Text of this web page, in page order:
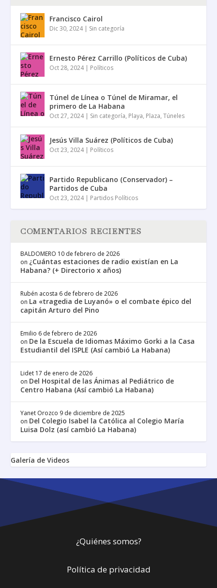
Francisco Cairol
Dic 30, 2024| Sin categoría
Ernesto Pérez Carrillo (Políticos de Cuba)
Oct 28, 2024| Políticos
Túnel de Línea o Túnel de Miramar, el
primero de La Habana
Oct 27, 2024| Sin categoría, Playa, Plaza,Túneles
Jesús Villa Suárez (Políticos de Cuba)
Oct 23, 2024| Políticos
Partido Republicano (Conservador) –
Partidos de Cuba
Oct 23, 2024| Partidos Políticos
COMENTARIOS RECIENTES
BALDOMERO 10 de febrero de 2026
on ¿Cuántas estaciones de radio existían en La
Habana? (+ Directorio x años)
Rubén acosta 6 de febrero de 2026
on La «tragedia de Luyanó» o el combate épico del
capitán Arturo del Pino
Emilio 6 de febrero de 2026
on De la Escuela de Idiomas Máximo Gorki a la Casa
Estudiantil del ISPLE (Así cambió La Habana)
Lidet 17 de enero de 2026
on Del Hospital de las Ánimas al Pediátrico de
Centro Habana (Así cambió La Habana)
Yanet Orozco 9 de diciembre de 2025
on Del Colegio Isabel la Católica al Colegio María
Luisa Dolz (así cambió La Habana)
Galería de Videos
¿Quiénes somos?
Política de privacidad